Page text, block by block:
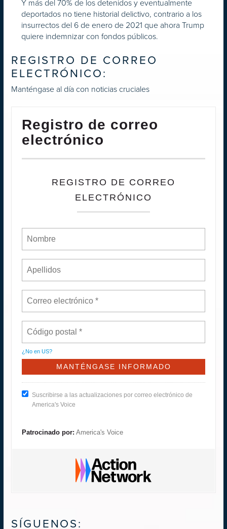
Y más del 70% de los detenidos y eventualmente
deportados no tiene historial delictivo, contrario a los
insurrectos del 6 de enero de 2021 que ahora Trump
quiere indemnizar con fondos públicos.
REGISTRO DE CORREO
ELECTRÓNICO:
Manténgase al día con noticias cruciales
Registro de correo
electrónico
REGISTRO DE CORREO
ELECTRÓNICO
¿No en US?
Suscribirse a las actualizaciones por correo electrónico de
America's Voice
Patrocinado por: America's Voice
SÍGUENOS: